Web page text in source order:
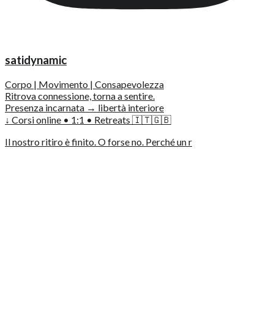
satidynamic
Corpo | Movimento | Consapevolezza
Ritrova connessione, torna a sentire.
Presenza incarnata → libertà interiore
↓ Corsi online • 1:1 • Retreats 🇮🇹🇬🇧
Il nostro ritiro è finito. O forse no. Perché un r